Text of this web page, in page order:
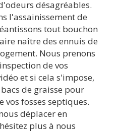
désagréables.
l'assainissement de
tout bouchon
naître des ennuis de
Nous prenons
de vos
et si cela s'impose,
de graisse pour
fosses septiques.
déplacer en
plus à nous